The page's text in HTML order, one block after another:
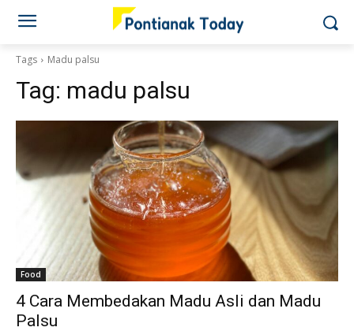
Tags Madu palsu
Tag: madu palsu
Food
4 Cara Membedakan Madu Asli dan Madu
Palsu